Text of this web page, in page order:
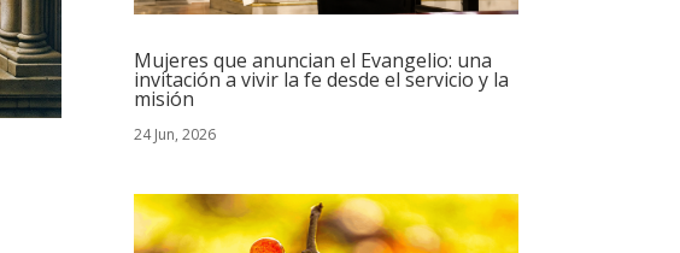
Mujeres que anuncian el Evangelio: una
invitación a vivir la fe desde el servicio y la
misión
24 Jun, 2026